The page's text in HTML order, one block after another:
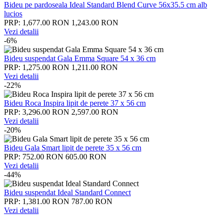
Bideu pe pardoseala Ideal Standard Blend Curve 56x35.5 cm alb
lucios
PRP: 1,677.00 RON 1,243.00 RON
Vezi detalii
-6%
Bideu suspendat Gala Emma Square 54 x 36 cm
PRP: 1,275.00 RON 1,211.00 RON
Vezi detalii
-22%
Bideu Roca Inspira lipit de perete 37 x 56 cm
PRP: 3,296.00 RON 2,597.00 RON
Vezi detalii
-20%
Bideu Gala Smart lipit de perete 35 x 56 cm
PRP: 752.00 RON 605.00 RON
Vezi detalii
-44%
Bideu suspendat Ideal Standard Connect
PRP: 1,381.00 RON 787.00 RON
Vezi detalii